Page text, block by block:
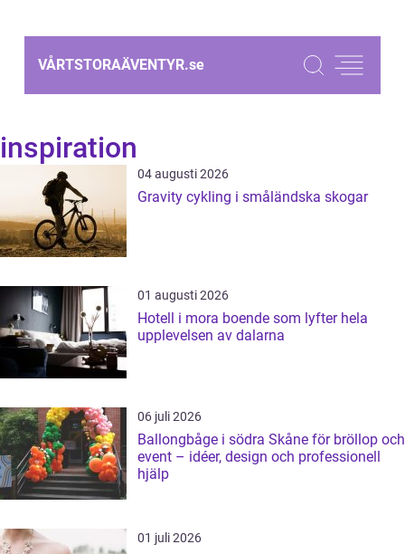
VÅRTSTORAÄVENTYR.se
inspiration
04 augusti 2026
Gravity cykling i småländska skogar
01 augusti 2026
Hotell i mora boende som lyfter hela
upplevelsen av dalarna
06 juli 2026
Ballongbåge i södra Skåne för bröllop och
event – idéer, design och professionell
hjälp
01 juli 2026